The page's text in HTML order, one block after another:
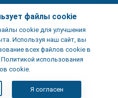
файлы cookie
cookie для улучшения
Используя наш сайт, вы
всех файлов cookie в
использования
cookie.
Я согласен
Событие
Заведение